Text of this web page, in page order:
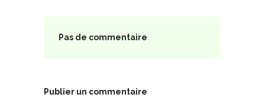
Pas de commentaire
Publier un commentaire